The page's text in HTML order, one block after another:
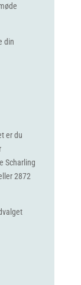
din
er du
Scharling
2872